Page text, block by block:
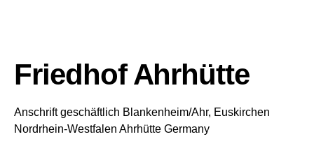
Friedhof Ahrhütte
Anschrift geschäftlich Blankenheim/Ahr, Euskirchen
Nordrhein-Westfalen Ahrhütte Germany